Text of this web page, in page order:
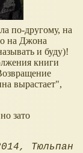
по-другому, на
на Джона
и буду)!
книги
вырастает",
зато
Тюльпан